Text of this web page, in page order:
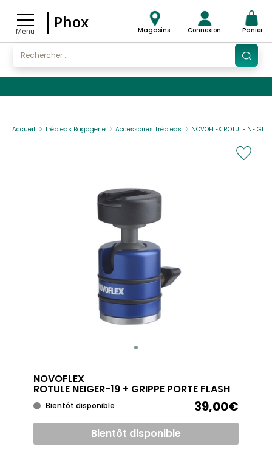
Menu
Phox Magasins Connexion Panier
Accueil Trépieds Bagagerie Accessoires Trépieds NOVOFLEX ROTULE
NOVOFLEX
ROTULE NEIGER-19 + GRIPPE PORTE FLASH
Bientôt disponible 39,00€
Bientôt disponible